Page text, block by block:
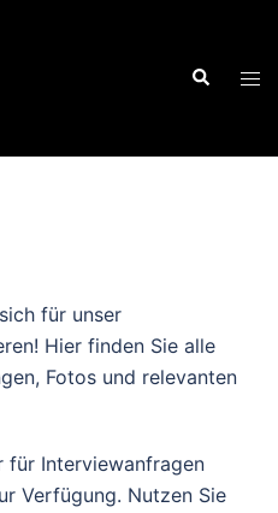
Suche
für unser
Hier finden Sie alle
Fotos und relevanten
für Interviewanfragen
Verfügung. Nutzen Sie